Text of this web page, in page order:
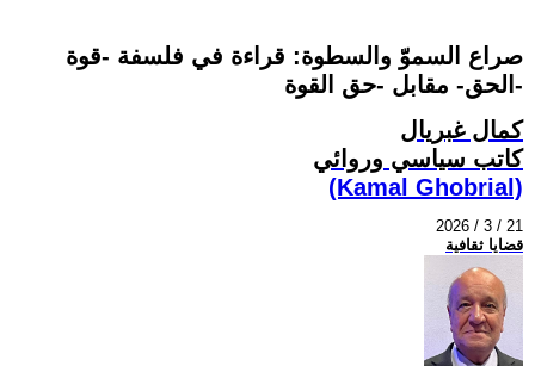
صراع السموّ والسطوة: قراءة في فلسفة -قوة
الحق- مقابل -حق القوة-
كمال غبريال
كاتب سياسي وروائي
(Kamal Ghobrial)
2026 / 3 / 21
قضايا ثقافية